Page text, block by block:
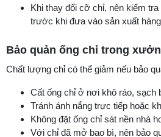
Khi thay đổi cỡ chỉ, nên kiểm
trước khi đưa vào sản xuất
Bảo quản ống chỉ trong
Chất lượng chỉ có thể giảm nếu bảo
Cất ống chỉ ở nơi khô ráo, sạch
Tránh ánh nắng trực tiếp hoặc
Không đặt ống chỉ sát nền nhà
Với chỉ đã mở bao bì, nên bảo